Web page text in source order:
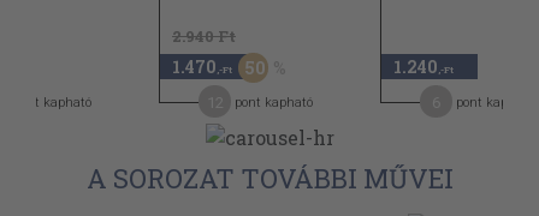
pont kapható
2.940 Ft
1.470 ,-Ft 50
pont kapható
1.240 ,-Ft
pont kapható
A SOROZAT TOVÁBBI MŰVEI